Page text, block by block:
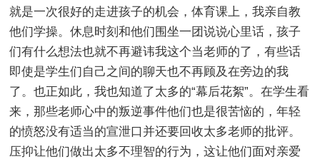
就是一次很好的走进孩子的机会，体育课上，我亲自教
他们学操。休息时刻和他们围坐一团说说心里话，孩子
们有什么想法也就不再避讳我这个当老师的了，有些话
即使是学生们自己之间的聊天也不再顾及在旁边的我
了。也正如此，我也知道了太多的“幕后花絮”。在学生看
来，那些老师心中的叛逆事件他们也是很苦恼的，年轻
的愤怒没有适当的宣泄口并还要回收太多老师的批评。
压抑让他们做出太多不理智的行为，这让他们面对亲爱